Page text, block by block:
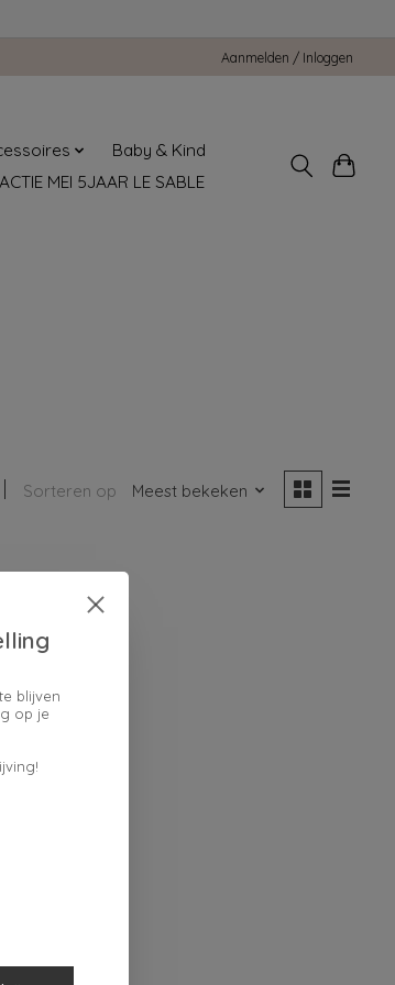
Aanmelden / Inloggen
Baby & Kind
MEI 5JAAR LE SABLE
Sorteren op Meest bekeken
blijven
op je